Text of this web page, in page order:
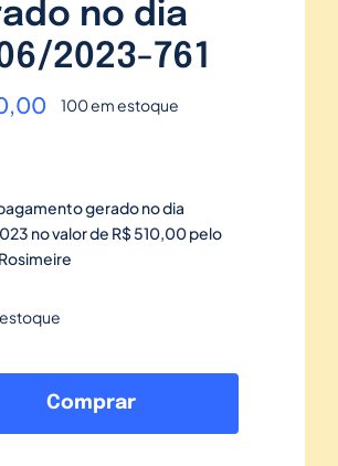
no dia
2023-761
100 em estoque
gerado no dia
no valor de R$ 510,00 pelo
de
Comprar